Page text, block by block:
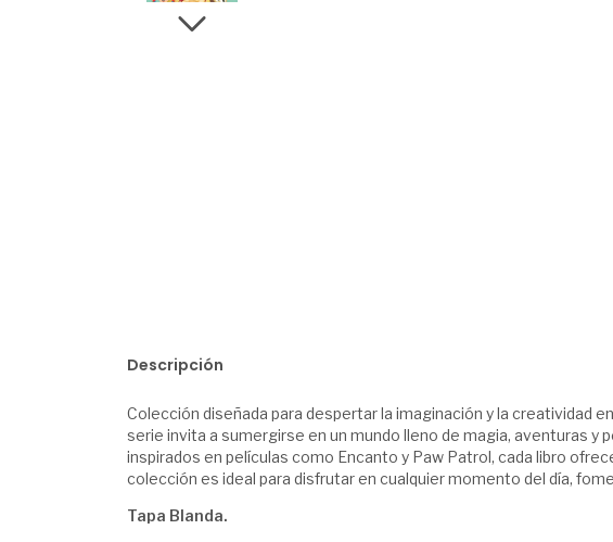
Descripción
Colección diseñada para despertar la imaginación y la creatividad
serie invita a sumergirse en un mundo lleno de magia, aventuras
inspirados en películas como Encanto y Paw Patrol, cada libro
colección es ideal para disfrutar en cualquier momento del día,
Tapa Blanda.